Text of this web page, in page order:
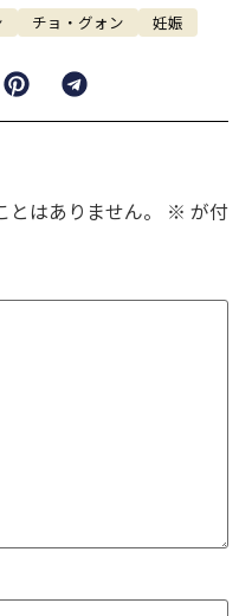
チョ・グォン
妊娠
はありません。 ※ が付